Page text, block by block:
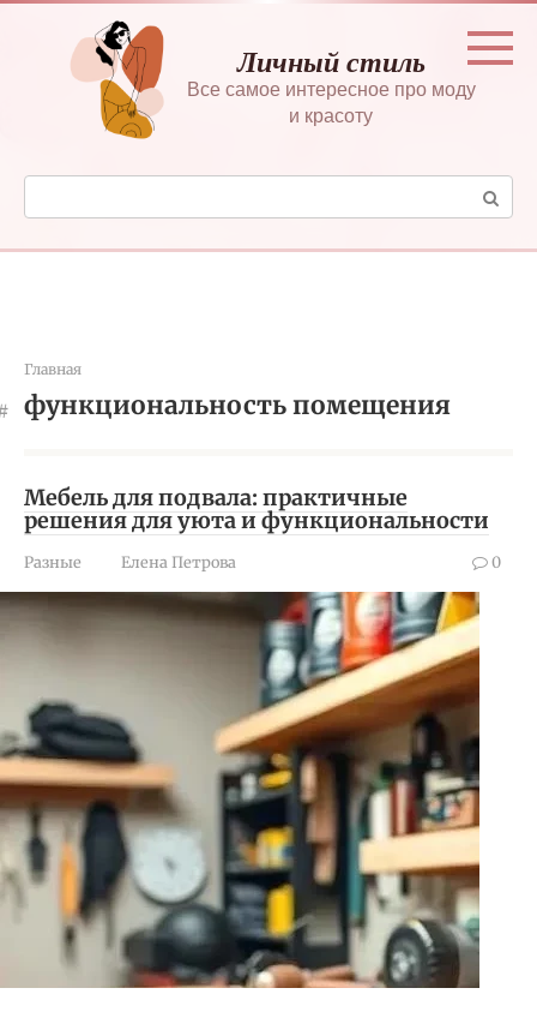
Перейти
контенту
Личный стиль
Все самое интересное про моду
и красоту
Поиск:
Главная
функциональность помещения
Мебель для подвала: практичные
решения для уюта и функциональности
Разные Елена Петрова 0